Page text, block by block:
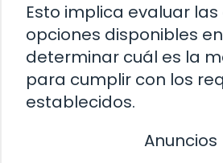
Esto implica evaluar
opciones disponibles
determinar cuál es la
para cumplir con los
establecidos.
Anuncios